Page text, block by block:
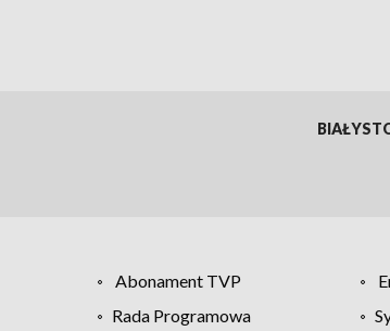
Abonament TVP
Rada Programowa